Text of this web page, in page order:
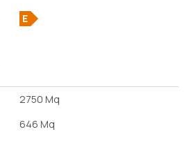
E
2750 Mq
646 Mq